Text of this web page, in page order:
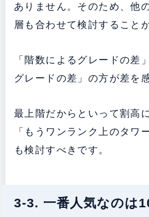
ありません。そのため、他
層も合わせて検討すること
「階数によるグレードの差
グレードの差」の方が差を
最上階だからといって割高
「もうワンランク上のタワ
も検討すべきです。
3-3. 一番人気なのは